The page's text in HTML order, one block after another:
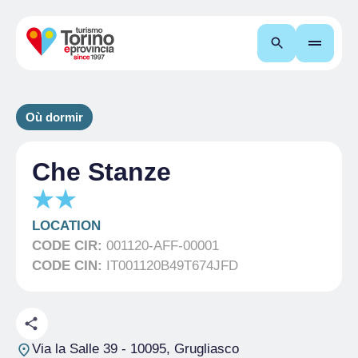
Recherche
Où dormir
Che Stanze
LOCATION
CODE CIR: 001120-AFF-00001
CODE CIN: IT001120B49T674JFD
Via la Salle 39- 10095, Grugliasco